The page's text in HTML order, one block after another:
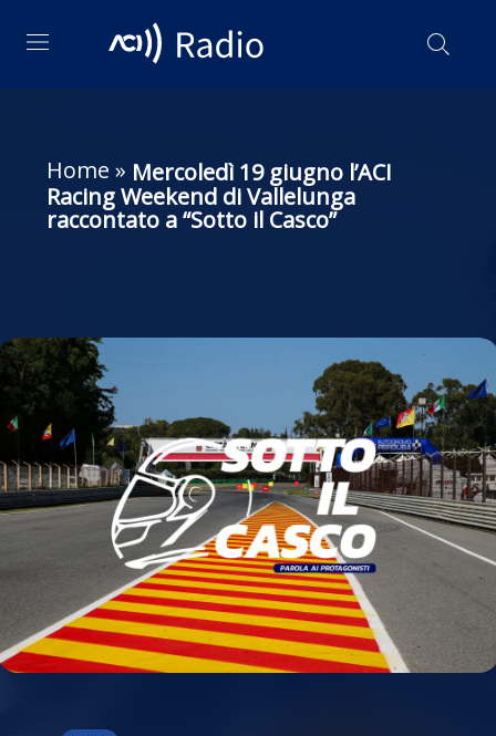
Home » Mercoledì 19 giugno l’ACI
Racing Weekend di Vallelunga
raccontato a “Sotto il Casco”